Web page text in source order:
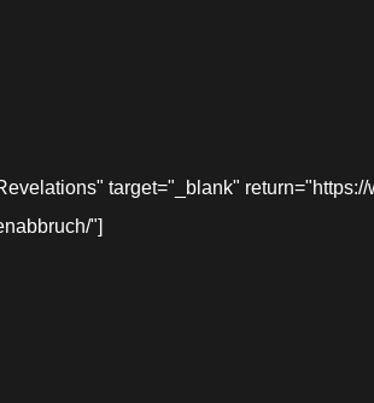
target="_blank"
"]